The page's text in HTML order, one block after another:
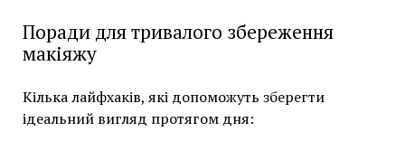
Поради для тривалого збереження
макіяжу
Кілька лайфхаків, які допоможуть зберегти
ідеальний вигляд протягом дня: